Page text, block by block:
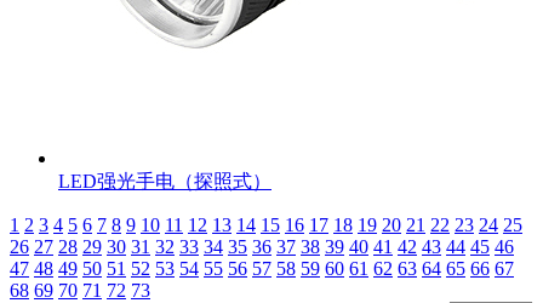
LED强光手电（探照式）
1 2 3 4 5 6 7 8 9 10 11 12 13 14 15 16 17 18 19 20 21 22 23 24 25
26 27 28 29 30 31 32 33 34 35 36 37 38 39 40 41 42 43 44 45 46
47 48 49 50 51 52 53 54 55 56 57 58 59 60 61 62 63 64 65 66 67
68 69 70 71 72 73